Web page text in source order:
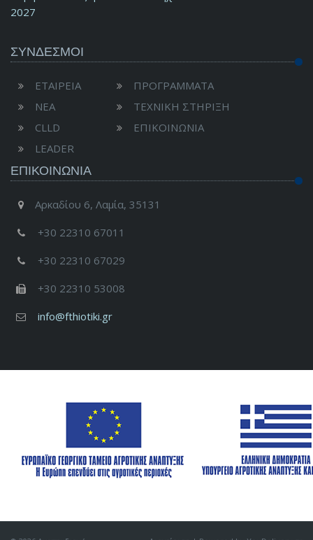
2027
ΣΥΝΔΕΣΜΟΙ
ΕΤΑΙΡΕΙΑ
ΝΕΑ
CLLD
LEADER
ΠΡΟΓΡΑΜΜΑΤΑ
ΤΕΧΝΙΚΗ ΣΤΗΡΙΞΗ
ΕΠΙΚΟΙΝΩΝΙΑ
ΕΠΙΚΟΙΝΩΝΊΑ
Αρκαδίου 6, Λαμία, 35131
+30 22310 67011
+30 22310 67029
+30 22310 53008
info@fthiotiki.gr